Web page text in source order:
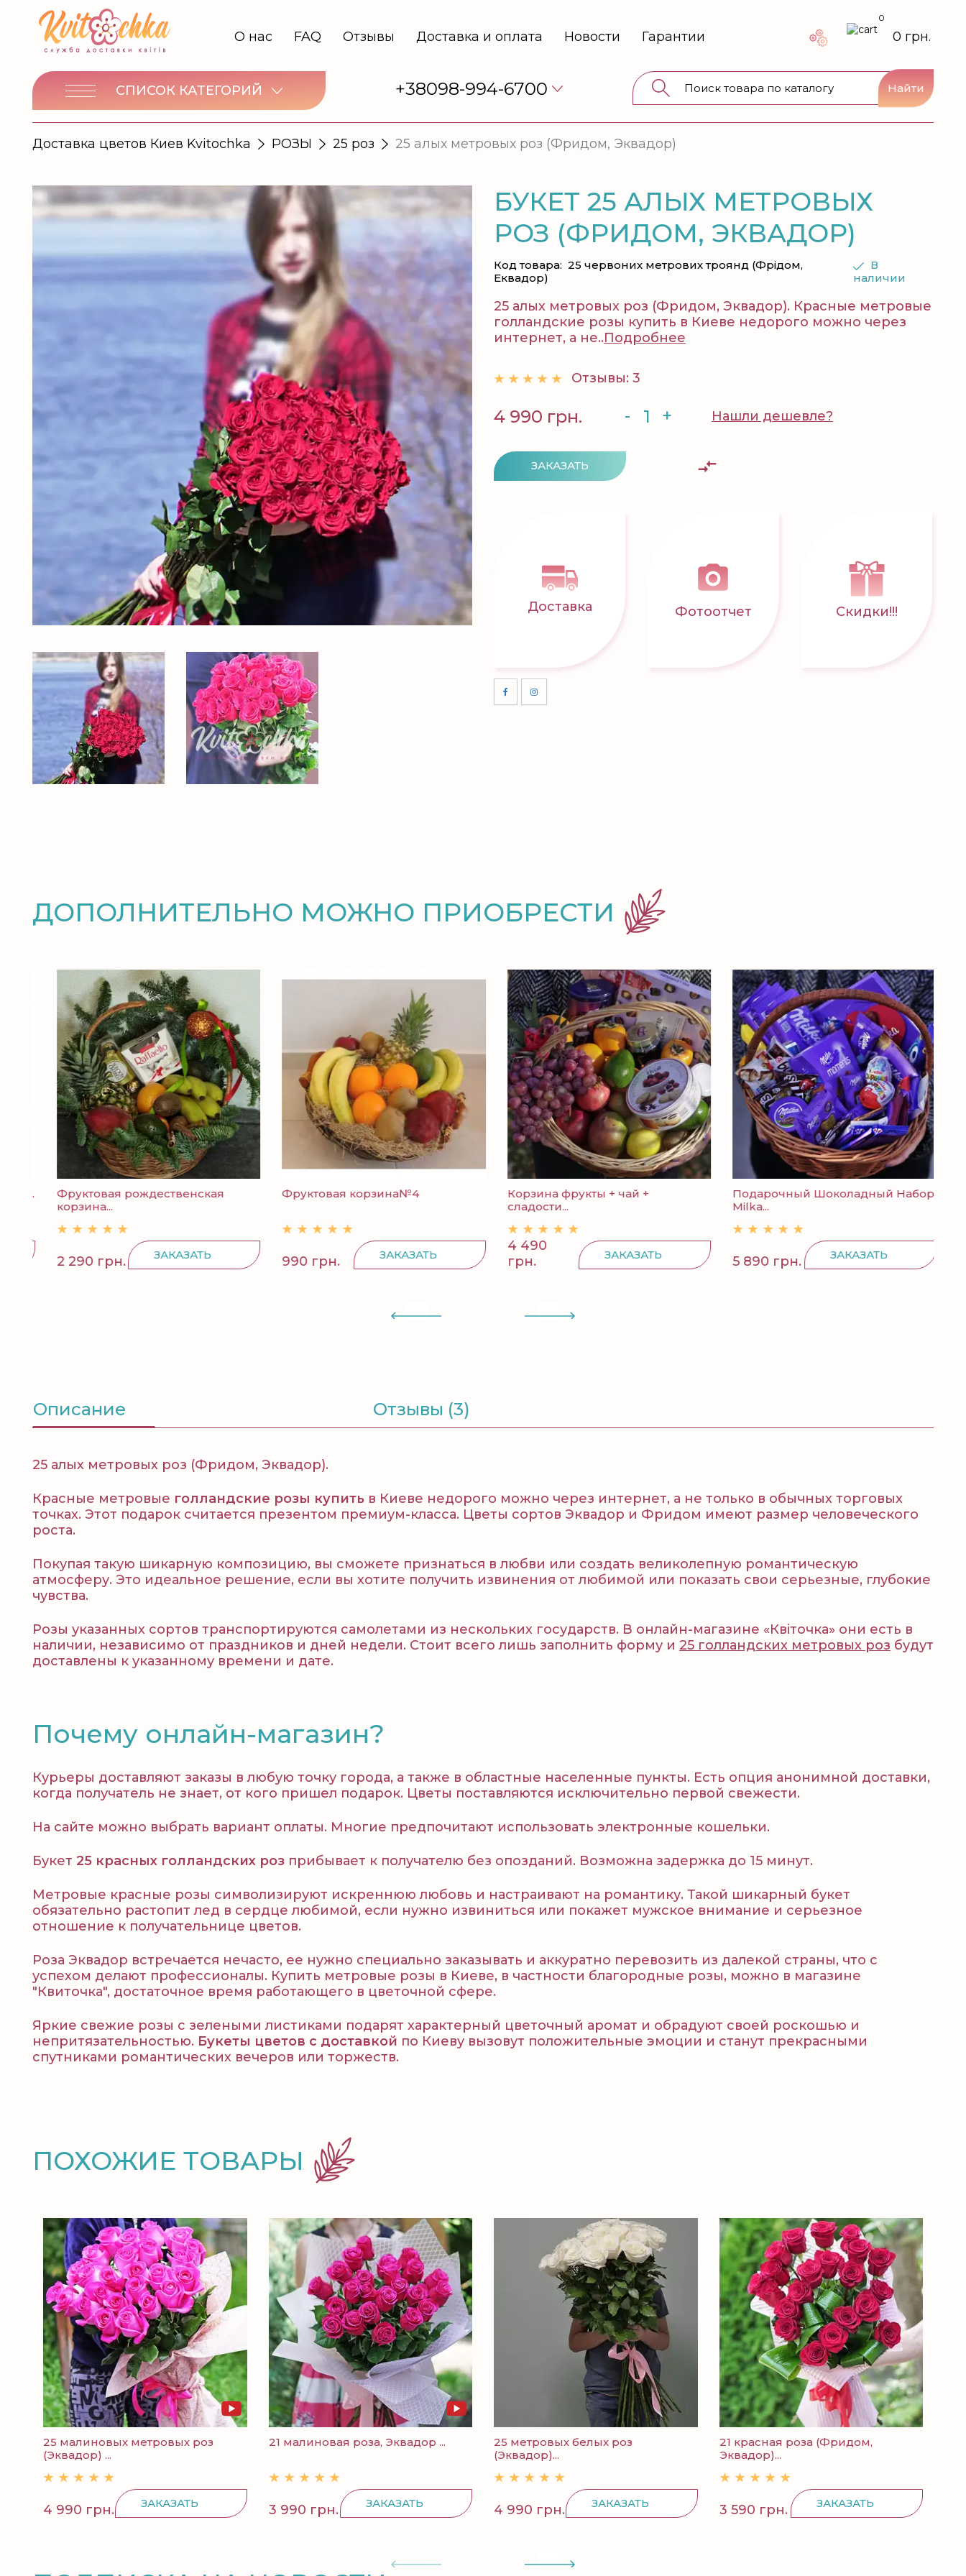
О нас FAQ Отзывы Доставка и оплата Новости Гарантии
0
0 грн.
СПИСОК КАТЕГОРИЙ +38098-994-6700 Найти
Доставка цветов Киев Kvitochka РОЗЫ 25 роз 25 алых метровых роз (Фридом, Эквадор)
БУКЕТ 25 АЛЫХ МЕТРОВЫХ
РОЗ (ФРИДОМ, ЭКВАДОР)
В
наличии
Код товара: 25 червоних метрових троянд (Фрідом,
Еквадор)
25 алых метровых роз (Фридом, Эквадор). Красные метровые
голландские розы купить в Киеве недорого можно через
интернет, а не..Подробнее
Отзывы: 3
4 990 грн. - + Нашли дешевле?
ЗАКАЗАТЬ
Доставка Фотоотчет Скидки!!!
ДОПОЛНИТЕЛЬНО МОЖНО ПРИОБРЕСТИ
Фруктовая рождественская
корзина...
2 290 грн. ЗАКАЗАТЬ
Фруктовая корзина№4
990 грн. ЗАКАЗАТЬ
Корзина фрукты + чай +
сладости...
4 490
грн.
ЗАКАЗАТЬ
Подарочный Шоколадный Набор
Milka...
5 890 грн. ЗАКАЗАТЬ
Описание Отзывы (3)
25 алых метровых роз (Фридом, Эквадор).
Красные метровые голландские розы купить в Киеве недорого можно через интернет, а не только в обычных торговых
точках. Этот подарок считается презентом премиум-класса. Цветы сортов Эквадор и Фридом имеют размер человеческого
роста.
Покупая такую шикарную композицию, вы сможете признаться в любви или создать великолепную романтическую
атмосферу. Это идеальное решение, если вы хотите получить извинения от любимой или показать свои серьезные, глубокие
чувства.
Розы указанных сортов транспортируются самолетами из нескольких государств. В онлайн-магазине «Квіточка» они есть в
наличии, независимо от праздников и дней недели. Стоит всего лишь заполнить форму и 25 голландских метровых роз будут
доставлены к указанному времени и дате.
Почему онлайн-магазин?
Курьеры доставляют заказы в любую точку города, а также в областные населенные пункты. Есть опция анонимной доставки,
когда получатель не знает, от кого пришел подарок. Цветы поставляются исключительно первой свежести.
На сайте можно выбрать вариант оплаты. Многие предпочитают использовать электронные кошельки.
Букет 25 красных голландских роз прибывает к получателю без опозданий. Возможна задержка до 15 минут.
Метровые красные розы символизируют искреннюю любовь и настраивают на романтику. Такой шикарный букет
обязательно растопит лед в сердце любимой, если нужно извиниться или покажет мужское внимание и серьезное
отношение к получательнице цветов.
Роза Эквадор встречается нечасто, ее нужно специально заказывать и аккуратно перевозить из далекой страны, что с
успехом делают профессионалы. Купить метровые розы в Киеве, в частности благородные розы, можно в магазине
"Квиточка", достаточное время работающего в цветочной сфере.
Яркие свежие розы с зелеными листиками подарят характерный цветочный аромат и обрадуют своей роскошью и
непритязательностью. Букеты цветов с доставкой по Киеву вызовут положительные эмоции и станут прекрасными
спутниками романтических вечеров или торжеств.
ПОХОЖИЕ ТОВАРЫ
25 малиновых метровых роз
(Эквадор) ...
4 990 грн. ЗАКАЗАТЬ
21 малиновая роза, Эквадор ...
3 990 грн. ЗАКАЗАТЬ
25 метровых белых роз
(Эквадор)...
4 990 грн. ЗАКАЗАТЬ
21 красная роза (Фридом,
Эквадор)...
3 590 грн. ЗАКАЗАТЬ